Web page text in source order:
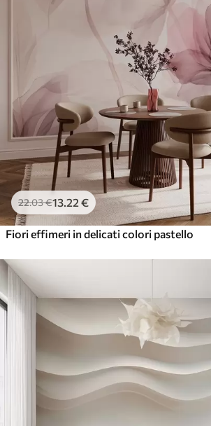
22.03€13.22 €
Fiori effimeri in delicati colori pastello